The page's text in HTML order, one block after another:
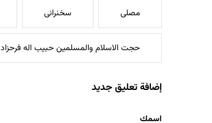
مصلی سخنرانی
حجت الاسلام والمسلمین حبیب اله فرحزاد
إضافة تعليق جديد
‏اسمك ‏